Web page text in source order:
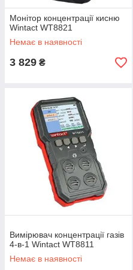
Монітор концентрації кисню
Wintact WT8821
Немає в наявності
3 829 ₴
Вимірювач концентрації газів
4-в-1 Wintact WT8811
Немає в наявності